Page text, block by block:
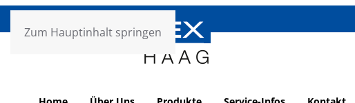
Zum Hauptinhalt springen